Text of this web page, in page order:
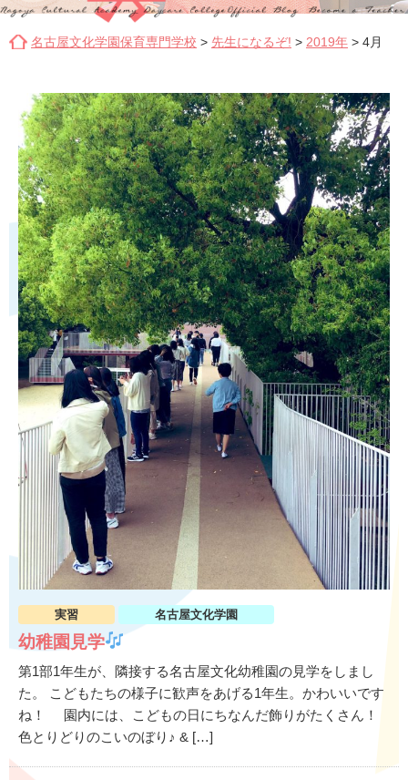
名古屋文化学園保育専門学校 > 先生になるぞ! > 2019年 > 4月
実習 名古屋文化学園
幼稚園見学
第1部1年生が、隣接する名古屋文化幼稚園の見学をしまし
た。 こどもたちの様子に歓声をあげる1年生。かわいいです
ね！ 園内には、こどもの日にちなんだ飾りがたくさん！
色とりどりのこいのぼり♪ & […]